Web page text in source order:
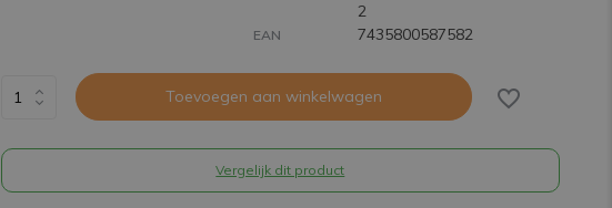
2
EAN 7435800587582
Toevoegen aan winkelwagen
Vergelijk dit product